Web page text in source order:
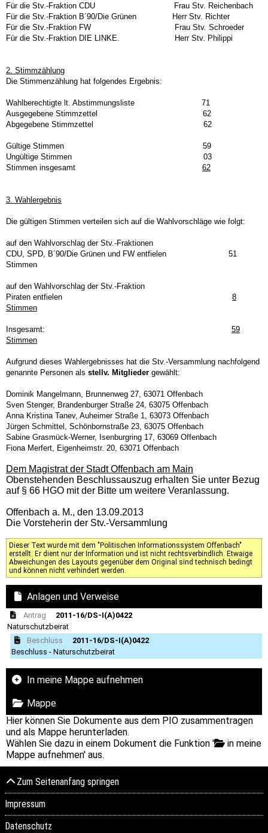
Für die Stv.-Fraktion CDU Frau Stv. Reichenbach
Für die Stv.-Fraktion B´90/Die Grünen Herr Stv. Richter
Für die Stv.-Fraktion FW Frau Stv. Schroeder
Für die Stv.-Fraktion DIE LINKE. Herr Stv. Philippi
2. Stimmzählung
Die Stimmenzählung hat folgendes Ergebnis:
Wahlberechtigte lt. Abstimmungsliste 71
Ausgegebene Stimmzettel 62
Abgegebene Stimmzettel 62
Gültige Stimmen 59
Ungültige Stimmen 03
Stimmen insgesamt 62
3. Wahlergebnis
Die gültigen Stimmen verteilen sich auf die Wahlvorschläge wie folgt:
auf den Wahlvorschlag der Stv.-Fraktionen
CDU, SPD, B´90/Die Grünen und FW entfielen 51
Stimmen
auf den Wahlvorschlag der Stv.-Fraktion
Piraten entfielen 8
Stimmen
Insgesamt: 59
Stimmen
Aufgrund dieses Wahlergebnisses hat die Stv.-Versammlung nachfolgend
genannte Personen als stellv. Mitglieder gewählt:
Dominik Mangelmann, Brunnenweg 27, 63071 Offenbach
Sven Stenger, Brandenburger Straße 24, 63075 Offenbach
Anna Kristina Tanev, Auheimer Straße 1, 63073 Offenbach
Jürgen Schmittel, Schönbornstraße 23, 63075 Offenbach
Sabine Grasmück-Werner, Isenburgring 17, 63069 Offenbach
Fiona Merfert, Eigenheimstr. 20, 63071 Offenbach
Dem Magistrat der Stadt Offenbach am Main
Obenstehenden Beschlussauszug erhalten Sie unter Bezug
auf § 66 HGO mit der Bitte um weitere Veranlassung.
Offenbach a. M., den 13.09.2013
Die Vorsteherin der Stv.-Versammlung
Dieser Text wurde mit dem "Politischen Informationssystem Offenbach"
erstellt. Er dient nur der Information und ist nicht rechtsverbindlich. Etwaige
Abweichungen des Layouts gegenüber dem Original sind technisch bedingt
und können nicht verhindert werden.
Anlagen und Verweise
Antrag
2011-16/DS-I(A)0422
Naturschutzbeirat
Beschluss
2011-16/DS-I(A)0422
Beschluss - Naturschutzbeirat
In meine Mappe aufnehmen
Mappe
Hier können Sie Dokumente aus dem PIO zusammentragen
und als Mappe herunterladen.
Wählen Sie dazu in einem Dokument die Funktion '
in meine
Mappe aufnehmen' aus.
Zum Seitenanfang springen
Impressum
Datenschutz